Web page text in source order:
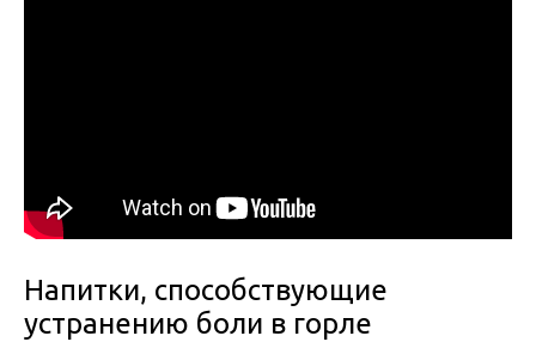
Напитки, способствующие
устранению боли в горле